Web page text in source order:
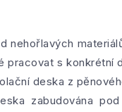
nehořlavých
pracovat s konkrétní
deska z
zabudována